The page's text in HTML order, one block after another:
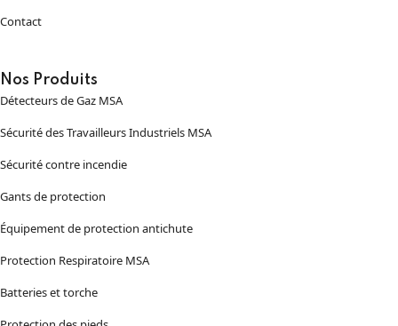
Contact
Nos Produits
Détecteurs de Gaz MSA
Sécurité des Travailleurs Industriels MSA
Sécurité contre incendie
Gants de protection
Équipement de protection antichute
Protection Respiratoire MSA
Batteries et torche